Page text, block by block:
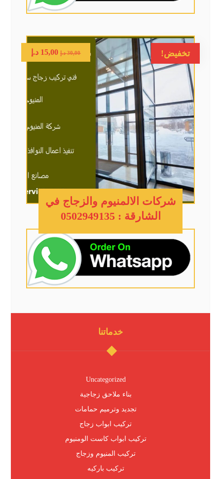
تخفيض!
شركات الالمنيوم والزجاج في
الشارقة : 0502949135
30,00 د.إ 15,00 د.إ
خدماتنا
Uncategorized
بناء ملاحق زجاجية
تجديد وترميم حمامات
تركيب ابواب زجاج
تركيب ابواب كاست الومنيوم
تركيب المنيوم وزجاج
تركيب باركيه